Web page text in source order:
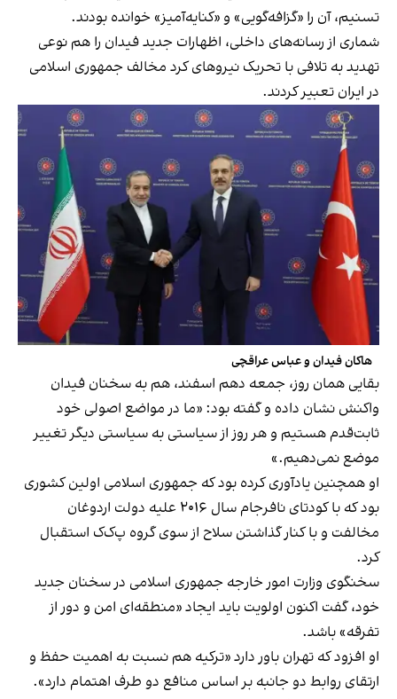
تسنیم، آن را «گزافه‌گویی» و «کنایه‌آمیز» خوانده بودند.
شماری از رسانه‌های داخلی، اظهارات جدید فیدان را هم نوعی
تهدید به تلافی با تحریک نیروهای کرد مخالف جمهوری اسلامی
در ایران تعبیر کردند.
هاکان فیدان و عباس عراقچی
بقایی همان روز، جمعه دهم اسفند، هم به سخنان فیدان
واکنش نشان داده و گفته بود: «ما در مواضع اصولی خود
ثابت‌قدم هستیم و هر روز از سیاستی به سیاستی دیگر تغییر
موضع نمی‌دهیم.»
او همچنین یادآوری کرده بود که جمهوری اسلامی اولین کشوری
بود که با کودتای نافرجام سال ۲۰۱۶ علیه دولت اردوغان
مخالفت و با کنار گذاشتن سلاح از سوی گروه پ‌ک‌ک استقبال
کرد.
سخنگوی وزارت امور خارجه جمهوری اسلامی در سخنان جدید
خود، گفت اکنون اولویت باید ایجاد «منطقه‌ای امن و دور از
تفرقه» باشد.
او افزود که تهران باور دارد «ترکیه هم نسبت به اهمیت حفظ و
ارتقای روابط دو جانبه بر اساس منافع دو طرف اهتمام دارد».